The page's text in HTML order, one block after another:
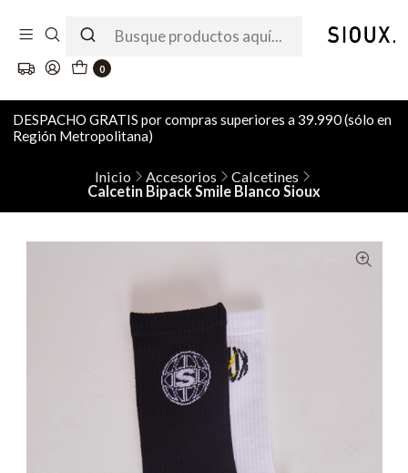
0
DESPACHO GRATIS por compras superiores a 39.990 (sólo en
Región Metropolitana)
Inicio Accesorios
Calcetines
Calcetin Bipack Smile Blanco Sioux